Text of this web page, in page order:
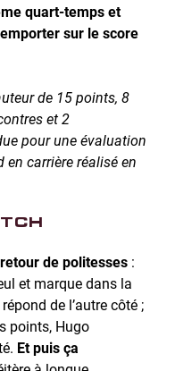
quart-temps et
sur le score
de 15 points, 8
et 2
pour une évaluation
carrière réalisé en
de politesses :
et marque dans la
de l’autre côté ;
points, Hugo
Et puis ça